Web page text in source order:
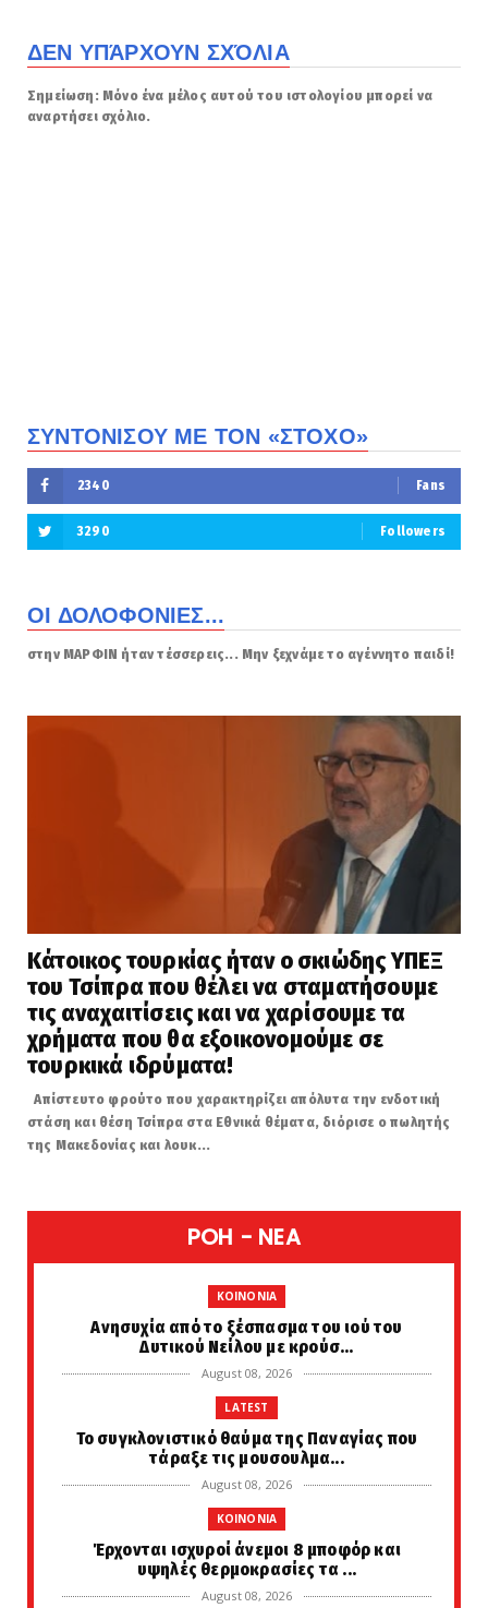
ΔΕΝ ΥΠΆΡΧΟΥΝ ΣΧΌΛΙΑ
Σημείωση: Μόνο ένα μέλος αυτού του ιστολογίου μπορεί να
αναρτήσει σχόλιο.
ΣΥΝΤΟΝΙΣΟΥ ΜΕ ΤΟΝ «ΣΤΟΧΟ»
2340 Fans
3290 Followers
ΟΙ ΔΟΛΟΦΟΝΙΕΣ...
στην ΜΑΡΦΙΝ ήταν τέσσερεις... Μην ξεχνάμε το αγέννητο παιδί!
Κάτοικος τουρκίας ήταν ο σκιώδης ΥΠΕΞ
του Τσίπρα που θέλει να σταματήσουμε
τις αναχαιτίσεις και να χαρίσουμε τα
χρήματα που θα εξοικονομούμε σε
τουρκικά ιδρύματα!
Απίστευτο φρούτο που χαρακτηρίζει απόλυτα την ενδοτική
στάση και θέση Τσίπρα στα Εθνικά θέματα, διόρισε ο πωλητής
της Μακεδονίας και λουκ...
POH - NEA
KOINONIA
Ανησυχία από το ξέσπασμα του ιού του
Δυτικού Νείλου με κρούσ...
August 08, 2026
LATEST
Το συγκλονιστικό θαύμα της Παναγίας που
τάραξε τις μουσουλμα...
August 08, 2026
KOINONIA
Έρχονται ισχυροί άνεμοι 8 μποφόρ και
υψηλές θερμοκρασίες τα ...
August 08, 2026